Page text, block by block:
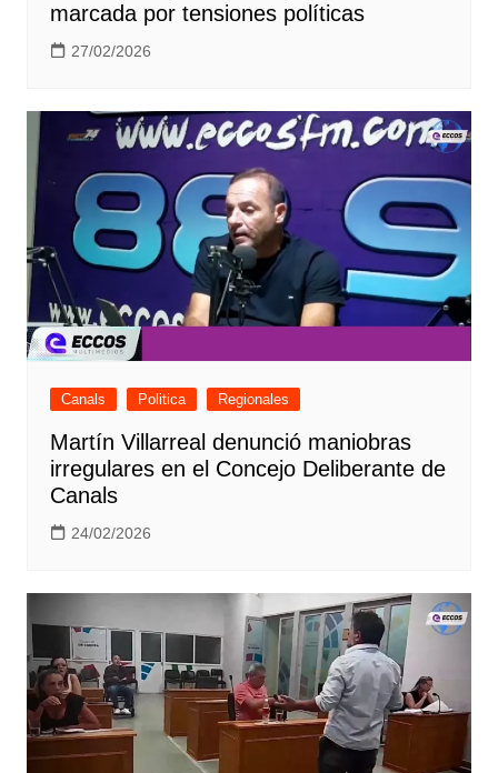
marcada por tensiones políticas
27/02/2026
Canals Politica Regionales
Martín Villarreal denunció maniobras
irregulares en el Concejo Deliberante de
Canals
24/02/2026